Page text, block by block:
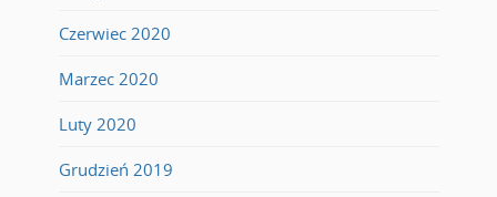
Czerwiec 2020
Marzec 2020
Luty 2020
Grudzień 2019